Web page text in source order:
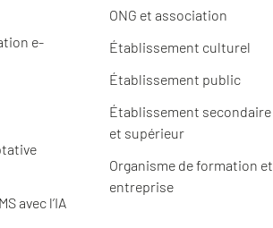
e-
avec l’IA
ONG et association
Établissement culturel
Établissement public
Établissement secondaire
et supérieur
Organisme de formation et
entreprise